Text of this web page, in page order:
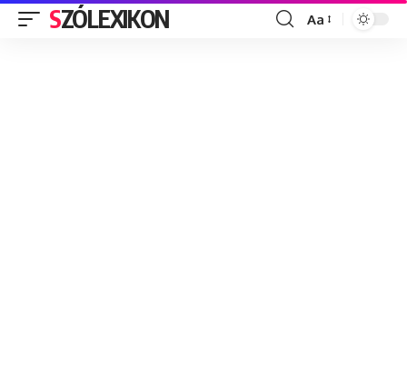
SZÓLEXIKON
Font
Aa